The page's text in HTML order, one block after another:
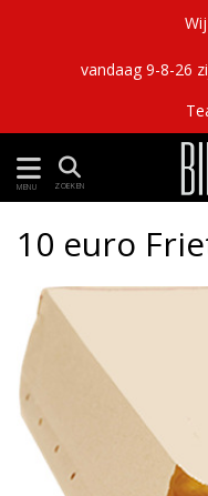
vandaag 9-8-26
MENU ZOEKEN
10 euro